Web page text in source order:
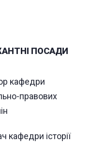
ПОСАДИ
кафедри
правових
кафедри історії